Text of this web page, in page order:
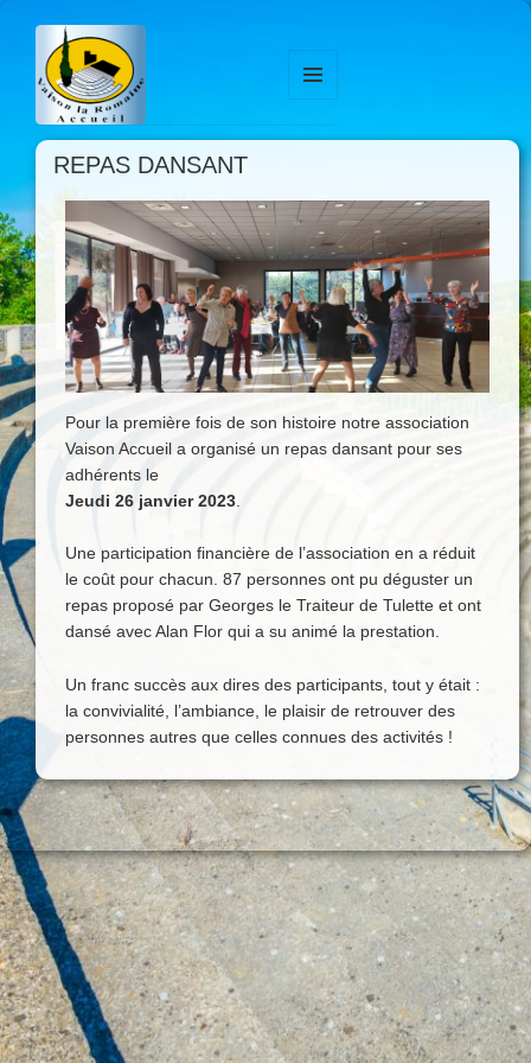
WIDGETS
REPAS DANSANT
Pour la première fois de son histoire notre association
Vaison Accueil a organisé un repas dansant pour ses
adhérents le
Jeudi 26 janvier 2023
Une participation financière de l’association en a réduit
le coût pour chacun. 87 personnes ont pu déguster un
repas proposé par Georges le Traiteur de Tulette et ont
dansé avec Alan Flor qui a su animé la prestation.
Un franc succès aux dires des participants, tout y était :
la convivialité, l’ambiance, le plaisir de retrouver des
personnes autres que celles connues des activités !